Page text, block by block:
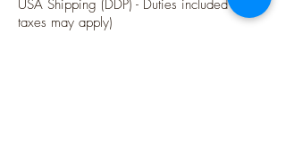
USA Shipping (DDP) - Duties included (Local
taxes may apply)